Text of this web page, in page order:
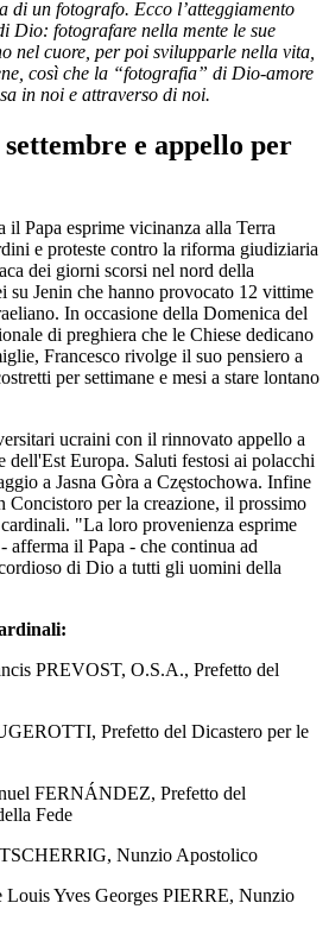
di un fotografo. Ecco l’atteggiamento
Dio: fotografare nella mente le sue
nel cuore, per poi svilupparle nella vita,
così che la “fotografia” di Dio-amore
in noi e attraverso di noi.
e appello per
il Papa esprime vicinanza alla Terra
e proteste contro la riforma giudiziaria
dei giorni scorsi nel nord della
su Jenin che hanno provocato 12 vittime
In occasione della Domenica del
di preghiera che le Chiese dedicano
Francesco rivolge il suo pensiero a
per settimane e mesi a stare lontano
ucraini con il rinnovato appello a
dell'Est Europa. Saluti festosi ai polacchi
a Jasna Gòra a Częstochowa. Infine
Concistoro per la creazione, il prossimo
"La loro provenienza esprime
afferma il Papa - che continua ad
di Dio a tutti gli uomini della
PREVOST, O.S.A., Prefetto del
Prefetto del Dicastero per le
FERNÁNDEZ, Prefetto del
Fede
Nunzio Apostolico
Louis Yves Georges PIERRE, Nunzio